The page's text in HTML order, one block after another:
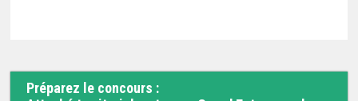
Préparez le concours :